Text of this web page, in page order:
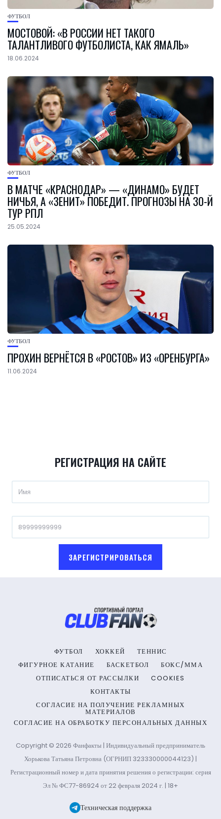
ФУТБОЛ
МОСТОВОЙ: «В РОССИИ НЕТ ТАКОГО
ТАЛАНТЛИВОГО ФУТБОЛИСТА, КАК ЯМАЛЬ»
18.06.2024
ФУТБОЛ
В МАТЧЕ «КРАСНОДАР» — «ДИНАМО» БУДЕТ
НИЧЬЯ, А «ЗЕНИТ» ПОБЕДИТ. ПРОГНОЗЫ НА 30-Й
ТУР РПЛ
25.05.2024
ФУТБОЛ
ПРОХИН ВЕРНЁТСЯ В «РОСТОВ» ИЗ «ОРЕНБУРГА»
11.06.2024
РЕГИСТРАЦИЯ НА САЙТЕ
ЗАРЕГИСТРИРОВАТЬСЯ
ФУТБОЛ ХОККЕЙ
ТЕННИС
ФИГУРНОЕ КАТАНИЕ
БАСКЕТБОЛ
БОКС/ММА
ОТПИСАТЬСЯ ОТ РАССЫЛКИ
COOKIES
КОНТАКТЫ
СОГЛАСИЕ НА ПОЛУЧЕНИЕ РЕКЛАМНЫХ
МАТЕРИАЛОВ
СОГЛАСИЕ НА ОБРАБОТКУ ПЕРСОНАЛЬНЫХ ДАННЫХ
Copyright © 2026 Фанфакты | Индивидуальный предприниматель
Хорькова Татьяна Петровна (ОГРНИП 323330000044123) |
Регистрационный номер и дата принятия решения о регистрации: серия
Эл № ФС77-86924 от 22 февраля 2024 г. | 18+
Техническая поддержка